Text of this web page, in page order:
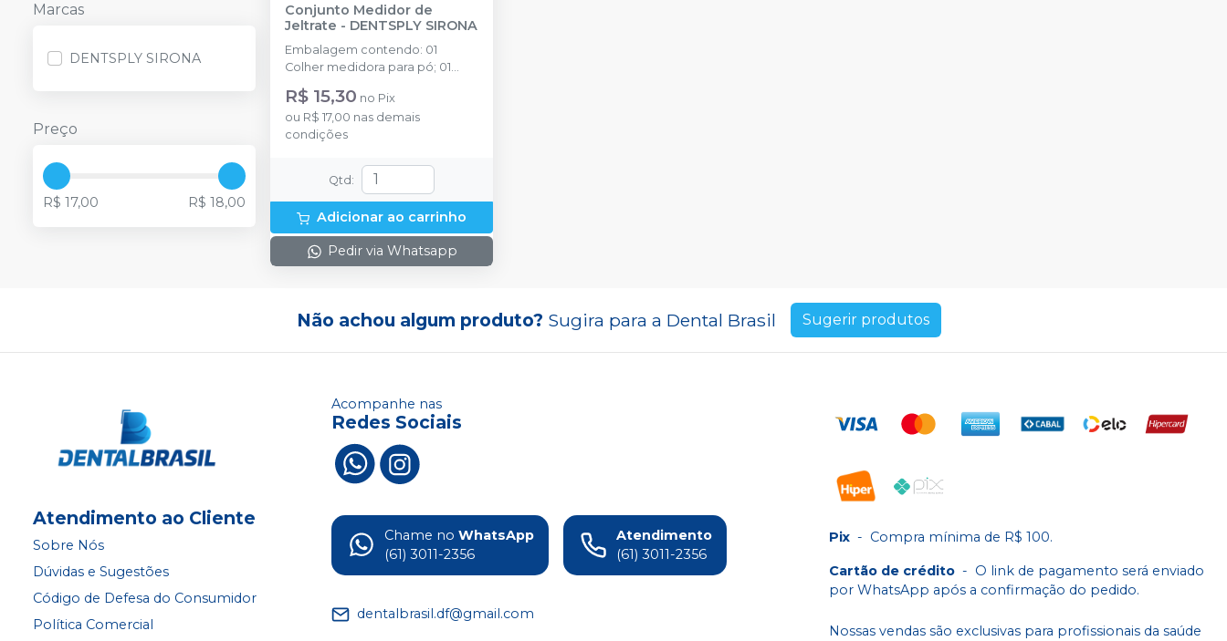
Marcas
DENTSPLY SIRONA
Preço
R$ 17,00 R$ 18,00
Conjunto Medidor de
Jeltrate - DENTSPLY SIRONA
Embalagem contendo: 01
Colher medidora para pó; 01
Frasco medidor para água com
três níveis.
R$ 15,30 no Pix
ou R$ 17,00 nas demais
condições
Qtd:
Adicionar ao carrinho
Pedir via Whatsapp
Não achou algum produto? Sugira para a Dental Brasil Sugerir produtos
Atendimento ao Cliente
Sobre Nós
Dúvidas e Sugestões
Código de Defesa do Consumidor
Política Comercial
Acompanhe nas
Redes Sociais
Chame no WhatsApp
(61) 3011-2356
Atendimento
(61) 3011-2356
dentalbrasil.df@gmail.com
Pix - Compra mínima de R$ 100.
Cartão de crédito - O link de pagamento será enviado
por WhatsApp após a confirmação do pedido.
Nossas vendas são exclusivas para profissionais da saúde